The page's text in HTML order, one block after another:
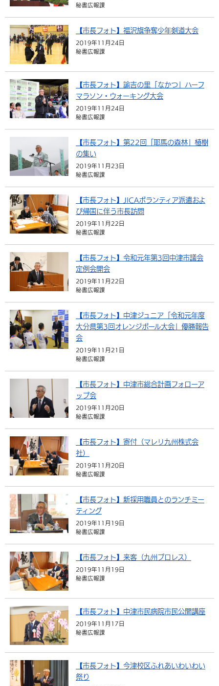
秘書広報課
【市長フォト】福沢旗争奪少年剣道大会
2019年11月24日
秘書広報課
【市長フォト】諭吉の里「なかつ」ハーフ
マラソン・ウォーキング大会
2019年11月24日
秘書広報課
【市長フォト】第22回「耶馬の森林」植樹
の集い
2019年11月23日
秘書広報課
【市長フォト】JICAボランティア派遣およ
び帰国に伴う市長訪問
2019年11月22日
秘書広報課
【市長フォト】令和元年第3回中津市議会
定例会開会
2019年11月22日
秘書広報課
【市長フォト】中津ジュニア「令和元年度
大分県第3回オレンジボール大会」優勝報告
会
2019年11月21日
秘書広報課
【市長フォト】中津市総合計画フォローア
ップ会
2019年11月20日
秘書広報課
【市長フォト】寄付（マレリ九州株式会
社）
2019年11月20日
秘書広報課
【市長フォト】新採用職員とのランチミー
ティング
2019年11月19日
秘書広報課
【市長フォト】来客（九州プロレス）
2019年11月19日
秘書広報課
【市長フォト】中津市民病院市民公開講座
2019年11月17日
秘書広報課
【市長フォト】今津校区ふれあいわいわい
祭り